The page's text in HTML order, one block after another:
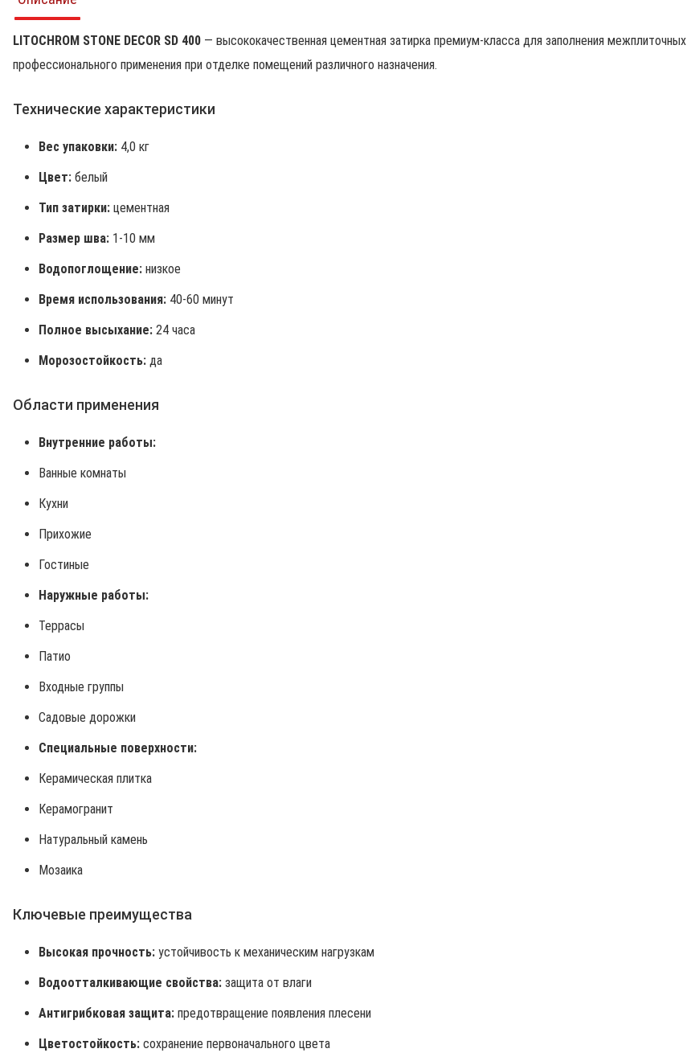
LITOCHROM STONE DECOR SD 400 — высококачественная цементная затирка премиум-класса для заполнения
профессионального применения при отделке помещений различного назначения.
Технические характеристики
Вес упаковки: 4,0 кг
Цвет: белый
Тип затирки: цементная
Размер шва: 1-10 мм
Водопоглощение: низкое
Время использования: 40-60 минут
Полное высыхание: 24 часа
Морозостойкость: да
Области применения
Внутренние работы:
Ванные комнаты
Кухни
Прихожие
Гостиные
Наружные работы:
Террасы
Патио
Входные группы
Садовые дорожки
Специальные поверхности:
Керамическая плитка
Керамогранит
Натуральный камень
Мозаика
Ключевые преимущества
Высокая прочность: устойчивость к механическим нагрузкам
Водоотталкивающие свойства: защита от влаги
Антигрибковая защита: предотвращение появления плесени
Цветостойкость: сохранение первоначального цвета